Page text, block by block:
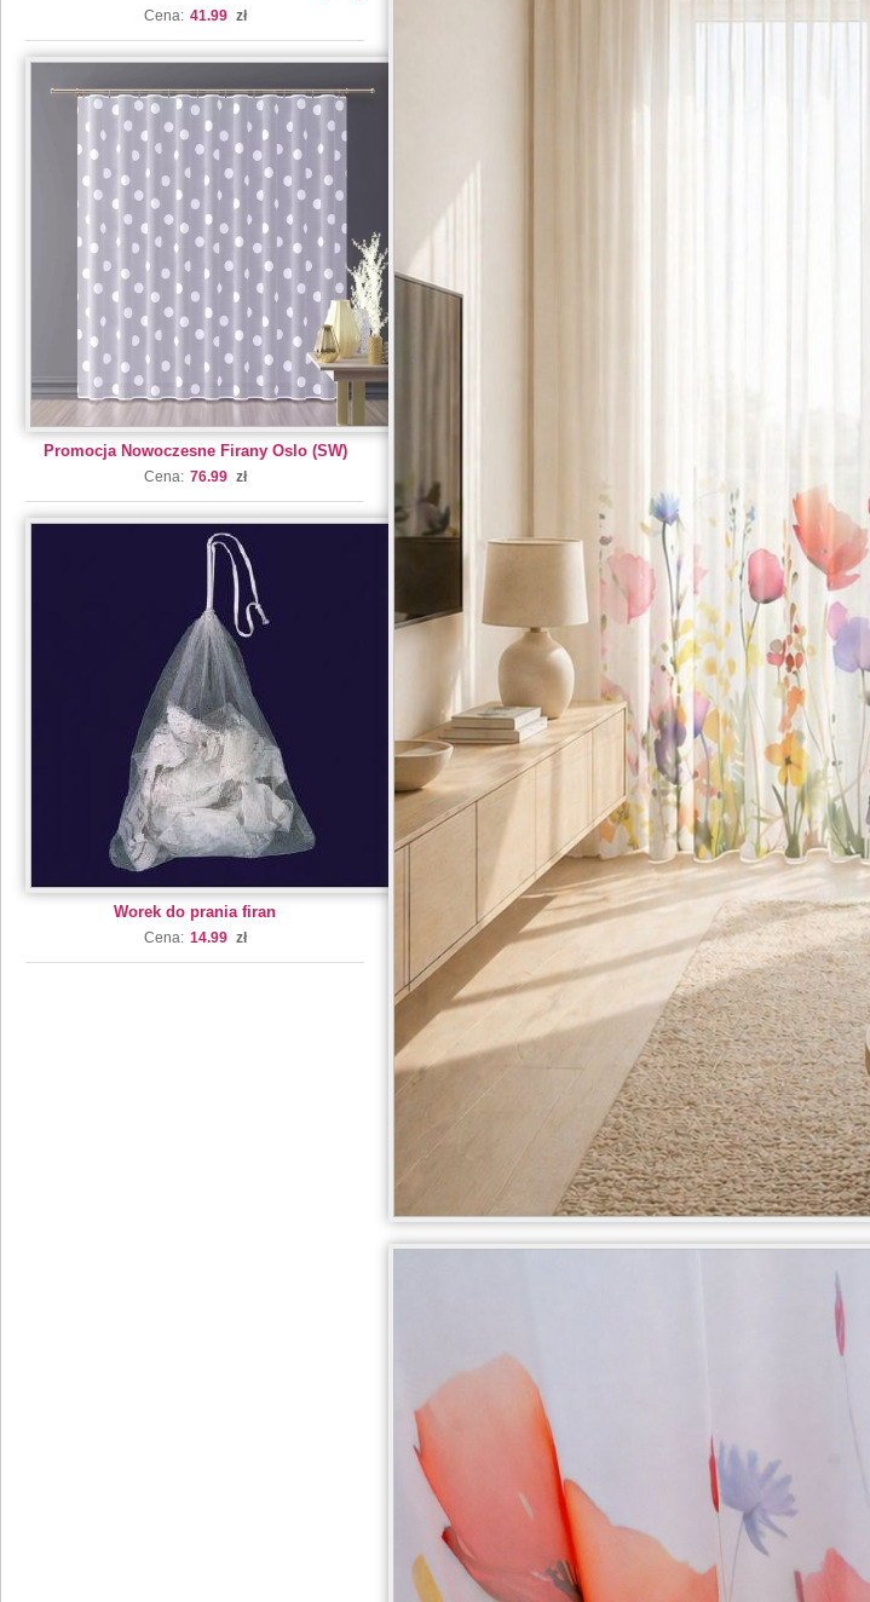
Cena: 41.99 zł
Promocja Nowoczesne Firany Oslo (SW)
Cena: 76.99 zł
Worek do prania firan
Cena: 14.99 zł